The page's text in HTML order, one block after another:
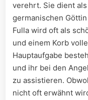
verehrt. Sie dient
germanischen
Fulla wird oft als
und einem Korb
Hauptaufgabe
und ihr bei den
zu assistieren.
nicht oft erwähnt